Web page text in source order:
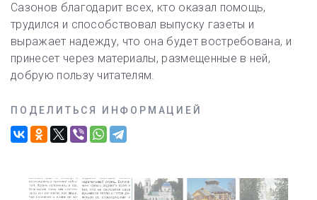
Сазонов благодарит всех, кто оказал помощь,
трудился и способствовал выпуску газеты и
выражает надежду, что она будет востребована, и
принесет через материалы, размещенные в ней,
добрую пользу читателям.
ПОДЕЛИТЬСЯ ИНФОРМАЦИЕЙ